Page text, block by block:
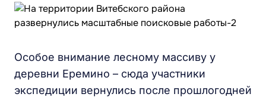
Особое внимание лесному массиву у
деревни Еремино – сюда участники
экспедиции вернулись после прошлогодней